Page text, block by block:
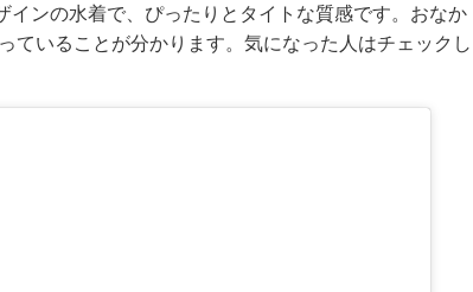
ンの水着で、ぴったりとタイトな質感です。おなか
ていることが分かります。気になった人はチェックし